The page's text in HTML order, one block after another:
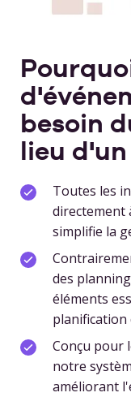
besoin
lieu
Toutes les
directement
simplifie la
des
éléments
planification
Conçu pour
notre
améliorant